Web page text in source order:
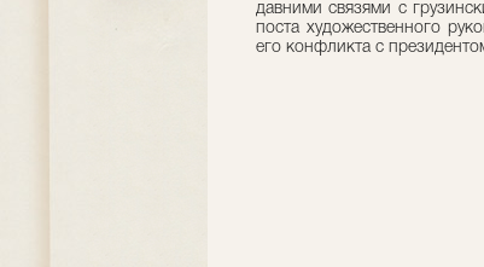
давними связями с
поста художественного
его конфликта с